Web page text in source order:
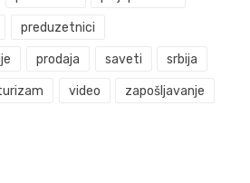
preduzetnici
prodaja saveti srbija
video zapošljavanje